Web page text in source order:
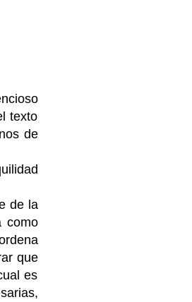
texto
de
de la
como
que
es